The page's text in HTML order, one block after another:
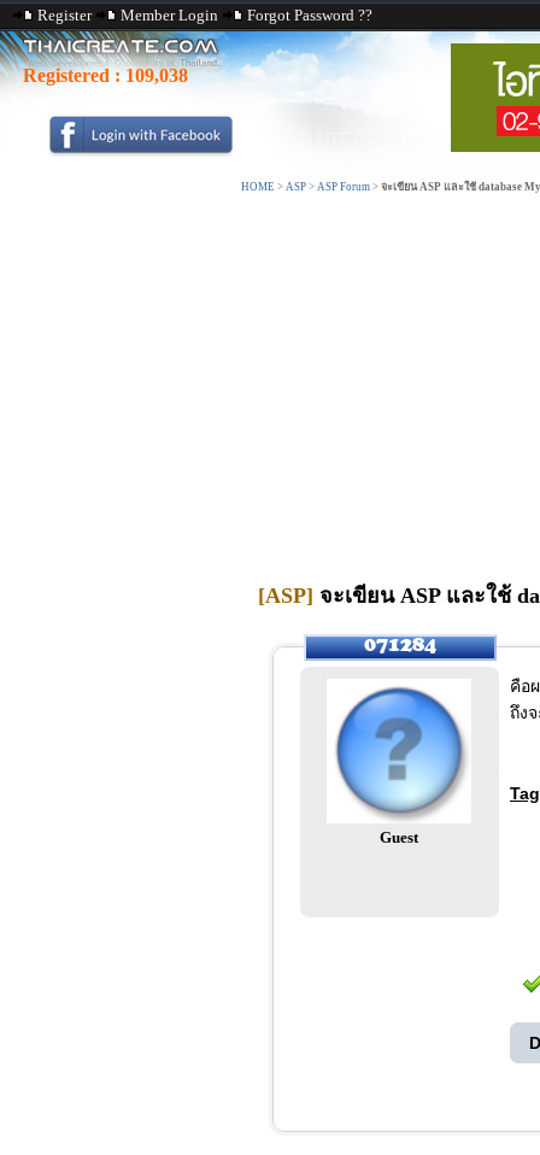
Register Member Login Forgot Password ??
Registered : 109,038
HOME > ASP > ASP Forum > จะเขียน ASP และใช้ database
[ASP] จะเขียน ASP และใช้
Guest
คือ
ถึง
Tag